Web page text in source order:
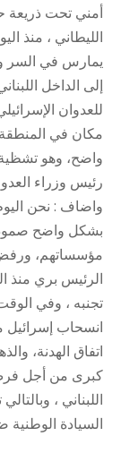
أمني تحت ذريعة
الليطاني ، ​منذ
يمارس في السر
إلى الداخل
للعدوان
مكان في المنطقة
واضح، وهو تشظية
رئيس وزراء
واضاف : ​نحن
بشكل واضح صمود
مؤسساتهم، ورفض
الرئيس بري منذ
تجنبه ،​ وفي
انسحاب إسرائيل
اتفاق الهدنة،
كبرى من أجل
اللبناني ،
السيادة